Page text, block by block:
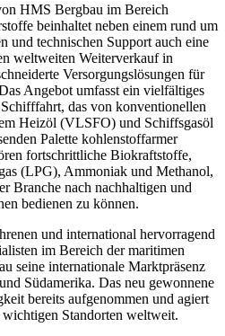
HMS Bergbau im Bereich
beinhaltet neben einem rund um
und technischen Support auch eine
weltweiten Weiterverkauf in
Versorgungslösungen für
Angebot umfasst ein vielfältiges
das von konventionellen
Heizöl (VLSFO) und Schiffsgasöl
Palette kohlenstoffarmer
fortschrittliche Biokraftstoffe,
(LPG), Ammoniak und Methanol,
Branche nach nachhaltigen und
bedienen zu können.
und international hervorragend
im Bereich der maritimen
seine internationale Marktpräsenz
Südamerika. Das neu gewonnene
bereits aufgenommen und agiert
Standorten weltweit.